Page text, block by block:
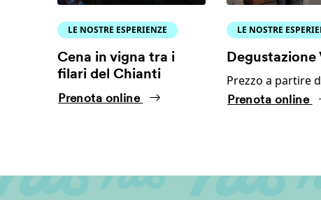
LE NOSTRE ESPERIENZE
Cena in vigna tra i
filari del Chianti
Prenota online
LE NOSTRE
Degustazione
Prezzo a partire
Prenota online